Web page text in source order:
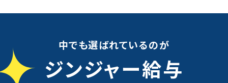
中でも選ばれているのが
ジンジャー給与